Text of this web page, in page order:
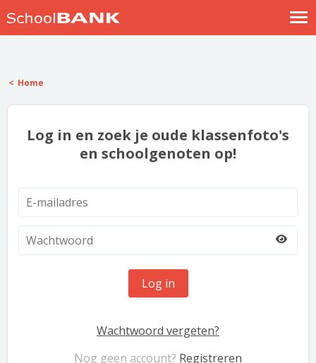
Help
Home
Log in en zoek je oude klassenfoto's
en schoolgenoten op!
Log in
Wachtwoord vergeten?
Nog geen account? Registreren